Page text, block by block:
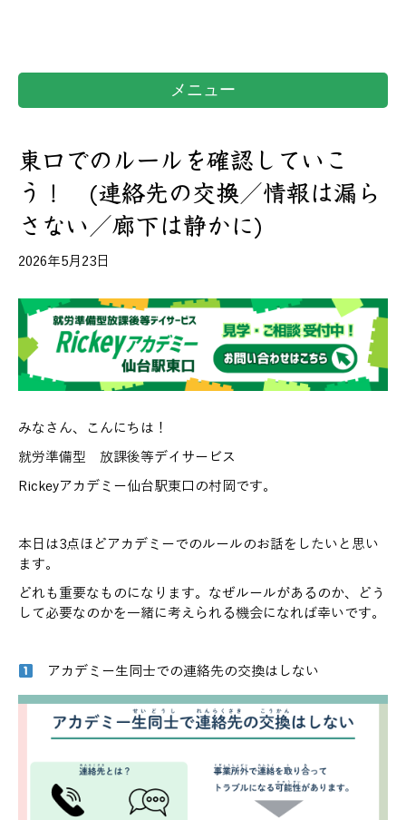
メニュー
東口でのルールを確認していこ
う！ (連絡先の交換／情報は漏ら
さない／廊下は静かに)
2026年5月23日
みなさん、こんにちは！
就労準備型 放課後等デイサービス
Rickeyアカデミー仙台駅東口の村岡です。
本日は3点ほどアカデミーでのルールのお話をしたいと思い
ます。
どれも重要なものになります。なぜルールがあるのか、どう
して必要なのかを一緒に考えられる機会になれば幸いです。
アカデミー生同士での連絡先の交換はしない